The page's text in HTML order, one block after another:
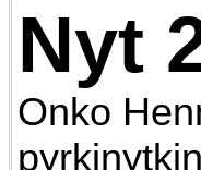
Nyt
Onko